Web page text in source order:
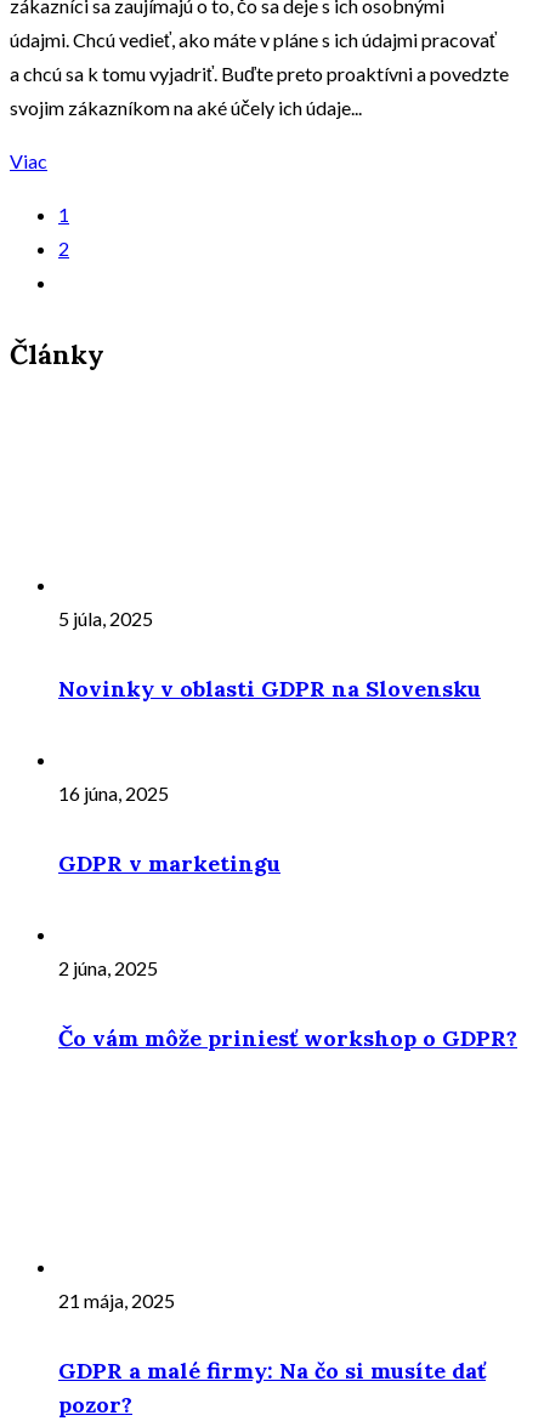
zákazníci sa zaujímajú o to, čo sa deje s ich osobnými
údajmi. Chcú vedieť, ako máte v pláne s ich údajmi pracovať
a chcú sa k tomu vyjadriť. Buďte preto proaktívni a povedzte
svojim zákazníkom na aké účely ich údaje...
Viac
1
2
Články
5 júla, 2025
Novinky v oblasti GDPR na Slovensku
16 júna, 2025
GDPR v marketingu
2 júna, 2025
Čo vám môže priniesť workshop o GDPR?
21 mája, 2025
GDPR a malé firmy: Na čo si musíte dať
pozor?